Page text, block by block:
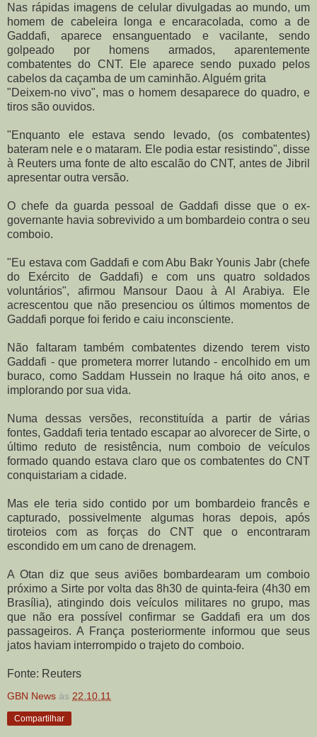
Nas rápidas imagens de celular divulgadas ao mundo, um
homem de cabeleira longa e encaracolada, como a de
Gaddafi, aparece ensanguentado e vacilante, sendo
golpeado por homens armados, aparentemente
combatentes do CNT. Ele aparece sendo puxado pelos
cabelos da caçamba de um caminhão. Alguém grita
"Deixem-no vivo", mas o homem desaparece do quadro, e
tiros são ouvidos.
"Enquanto ele estava sendo levado, (os combatentes)
bateram nele e o mataram. Ele podia estar resistindo", disse
à Reuters uma fonte de alto escalão do CNT, antes de Jibril
apresentar outra versão.
O chefe da guarda pessoal de Gaddafi disse que o ex-
governante havia sobrevivido a um bombardeio contra o seu
comboio.
"Eu estava com Gaddafi e com Abu Bakr Younis Jabr (chefe
do Exército de Gaddafi) e com uns quatro soldados
voluntários", afirmou Mansour Daou à Al Arabiya. Ele
acrescentou que não presenciou os últimos momentos de
Gaddafi porque foi ferido e caiu inconsciente.
Não faltaram também combatentes dizendo terem visto
Gaddafi - que prometera morrer lutando - encolhido em um
buraco, como Saddam Hussein no Iraque há oito anos, e
implorando por sua vida.
Numa dessas versões, reconstituída a partir de várias
fontes, Gaddafi teria tentado escapar ao alvorecer de Sirte, o
último reduto de resistência, num comboio de veículos
formado quando estava claro que os combatentes do CNT
conquistariam a cidade.
Mas ele teria sido contido por um bombardeio francês e
capturado, possivelmente algumas horas depois, após
tiroteios com as forças do CNT que o encontraram
escondido em um cano de drenagem.
A Otan diz que seus aviões bombardearam um comboio
próximo a Sirte por volta das 8h30 de quinta-feira (4h30 em
Brasília), atingindo dois veículos militares no grupo, mas
que não era possível confirmar se Gaddafi era um dos
passageiros. A França posteriormente informou que seus
jatos haviam interrompido o trajeto do comboio.
Fonte: Reuters
GBN News às 22.10.11
Compartilhar